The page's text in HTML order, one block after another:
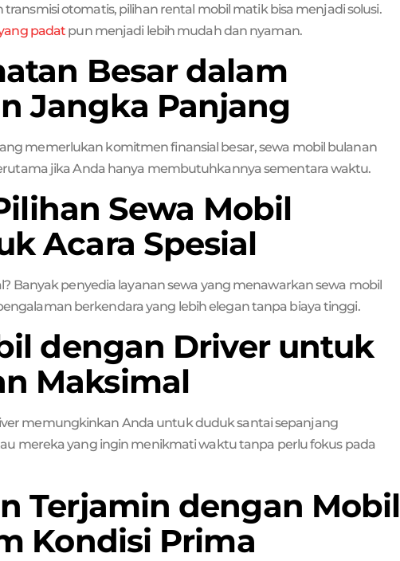
otomatis, pilihan rental mobil matik bisa menjadi solusi.
padat pun menjadi lebih mudah dan nyaman.
Besar dalam
Jangka Panjang
memerlukan komitmen finansial besar, sewa mobil bulanan
jika Anda hanya membutuhkannya sementara waktu.
Sewa Mobil
Acara Spesial
Banyak penyedia layanan sewa yang menawarkan sewa mobil
berkendara yang lebih elegan tanpa biaya tinggi.
dengan Driver untuk
Maksimal
memungkinkan Anda untuk duduk santai sepanjang
mereka yang ingin menikmati waktu tanpa perlu fokus pada
Terjamin dengan Mobil
Kondisi Prima